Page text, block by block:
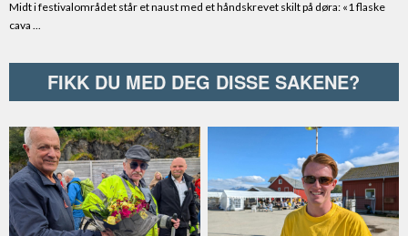
FIKK DU MED DEG DISSE SAKENE?